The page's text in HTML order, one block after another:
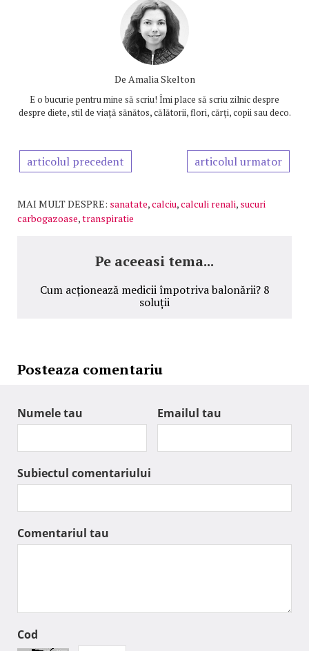
De Amalia Skelton
E o bucurie pentru mine să scriu! Îmi place să scriu zilnic despre
despre diete, stil de viață sănătos, călătorii, flori, cărți, copii sau deco.
articolul precedent articolul urmator
MAI MULT DESPRE: sanatate,calciu,calculi renali, sucuri
carbogazoase,transpiratie
Pe aceeasi tema...
Cum acționează medicii împotriva balonării? 8
soluții
Posteaza comentariu
Numele tau Emailul tau
Subiectul comentariului
Comentariul tau
Cod